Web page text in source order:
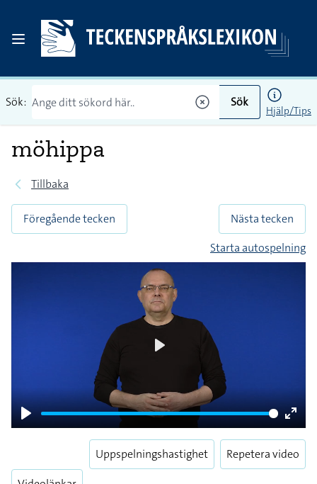
Sök: Sök
Hjälp/Tips
möhippa
Tillbaka
Föregående tecken
Nästa tecken
Starta autospelning
Play
Enter
Uppspelningshastighet Repetera video